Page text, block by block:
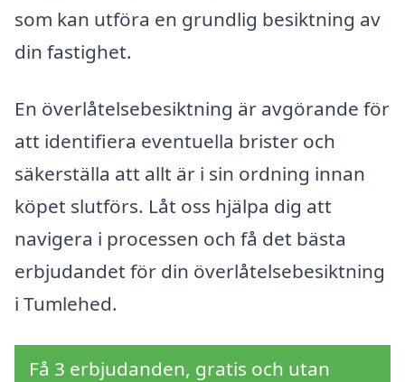
som kan utföra en grundlig besiktning av
din fastighet.
En överlåtelsebesiktning är avgörande för
att identifiera eventuella brister och
säkerställa att allt är i sin ordning innan
köpet slutförs. Låt oss hjälpa dig att
navigera i processen och få det bästa
erbjudandet för din överlåtelsebesiktning
i Tumlehed.
Få 3 erbjudanden, gratis och utan